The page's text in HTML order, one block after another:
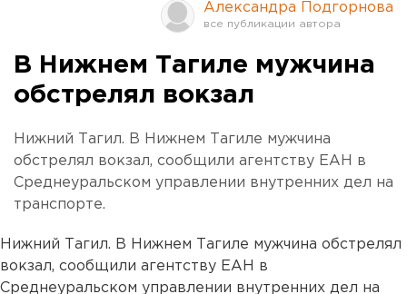
Александра Подгорнова
В Нижнем Тагиле мужчина
обстрелял вокзал
Нижний Тагил. В Нижнем Тагиле мужчина
обстрелял вокзал, сообщили агентству ЕАН в
Среднеуральском управлении внутренних дел на
транспорте.
Нижний Тагил. В Нижнем Тагиле мужчина обстрелял
вокзал, сообщили агентству ЕАН в
Среднеуральском управлении внутренних дел на